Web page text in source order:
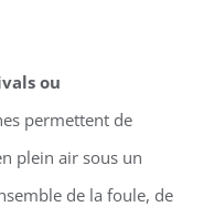
ou
permettent de
plein air sous un
de la foule, de